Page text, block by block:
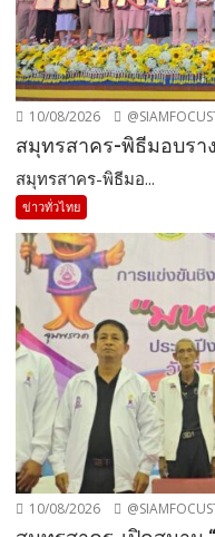
10/08/2026
สมุทรสาคร-พิธีมอบรา
สมุทรสาคร-พิธีมอ...
ข่าวทั่วไทย
10/08/2026